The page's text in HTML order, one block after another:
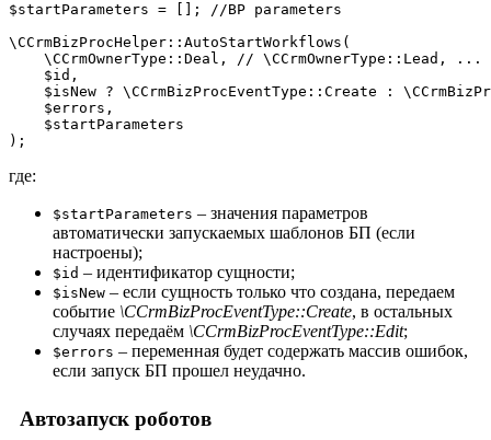
$startParameters = []; //BP parameters
\CCrmBizProcHelper::AutoStartWorkflows(
    \CCrmOwnerType::Deal, // \CCrmOwnerType::Lead, ...
    $id,
$isNew ? \CCrmBizProcEventType::Create :
    $errors,
    $startParameters
где:
$startParameters – значения параметров
автоматически запускаемых шаблонов БП (если
настроены);
$id – идентификатор сущности;
$isNew – если сущность только что создана, передаем
событие \CCrmBizProcEventType::Create, в остальных
случаях передаём \CCrmBizProcEventType::Edit;
$errors – переменная будет содержать массив ошибок,
если запуск БП прошел неудачно.
Автозапуск роботов